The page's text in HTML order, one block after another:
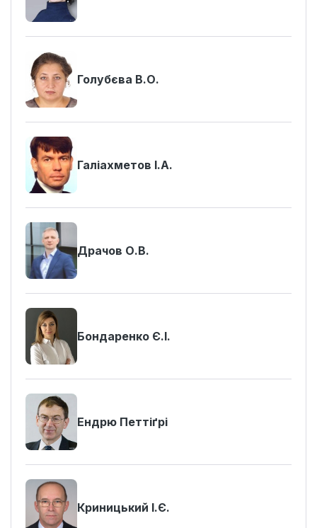
Голубєва В.О.
Галіахметов І.А.
Драчов О.В.
Бондаренко Є.І.
Ендрю Петтіґрі
Криницький І.Є.